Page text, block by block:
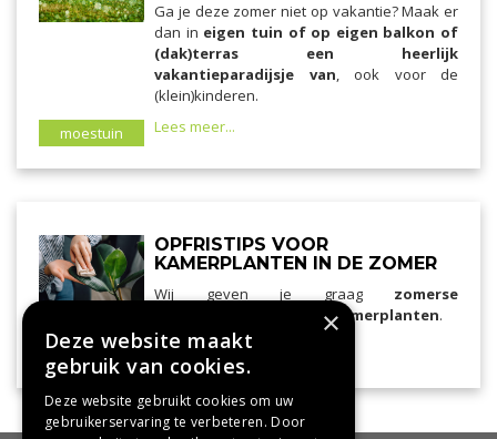
moestuin
Ga je deze zomer niet op vakantie? Maak er
dan in eigen tuin of op eigen balkon of
(dak)terras een heerlijk
vakantieparadijsje van, ook voor de
(klein)kinderen.
Lees meer...
kamerplanten
OPFRISTIPS VOOR
KAMERPLANTEN IN DE ZOMER
Wij geven je graag zomerse
verzorgingstips voor je kamerplanten.
Lees meer...
×
Deze website maakt
gebruik van cookies.
Deze website gebruikt cookies om uw
gebruikerservaring te verbeteren. Door